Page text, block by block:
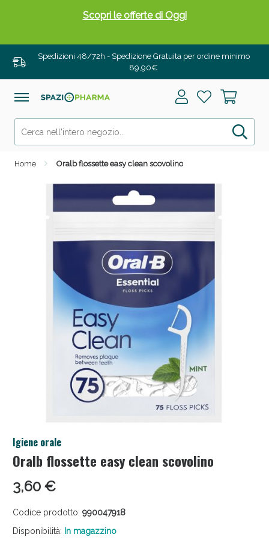
Spedizioni 48/72h - Spedizione Gratuita per ordine minimo
89,90€
Home Oralb flossette easy clean scovolino
Igiene orale
Oralb flossette easy clean scovolino
3,60 €
Codice prodotto: 990047918
Disponibilità: In magazzino
Scopri le offerte di Oggi
solo per OGGI!
Salini e Multivitaminici: oggi Sconto extra fino al